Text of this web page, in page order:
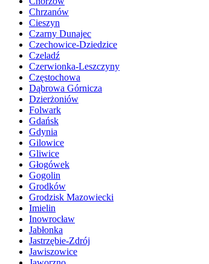
Chrzanów
Cieszyn
Czarny Dunajec
Czechowice-Dziedzice
Czeladź
Czerwionka-Leszczyny
Częstochowa
Dąbrowa Górnicza
Dzierżoniów
Folwark
Gdańsk
Gdynia
Gilowice
Gliwice
Głogówek
Gogolin
Grodków
Grodzisk Mazowiecki
Imielin
Inowrocław
Jabłonka
Jastrzębie-Zdrój
Jawiszowice